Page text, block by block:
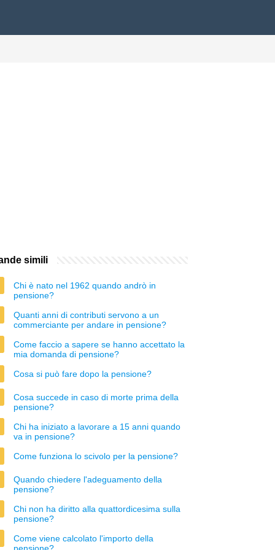
simili
Chi è nato nel 1962 quando andrò in
pensione?
Quanti anni di contributi servono a un
commerciante per andare in pensione?
Come faccio a sapere se hanno accettato la
mia domanda di pensione?
Cosa si può fare dopo la pensione?
Cosa succede in caso di morte prima della
pensione?
Chi ha iniziato a lavorare a 15 anni quando
va in pensione?
Come funziona lo scivolo per la pensione?
Quando chiedere l'adeguamento della
pensione?
Chi non ha diritto alla quattordicesima sulla
pensione?
Come viene calcolato l'importo della